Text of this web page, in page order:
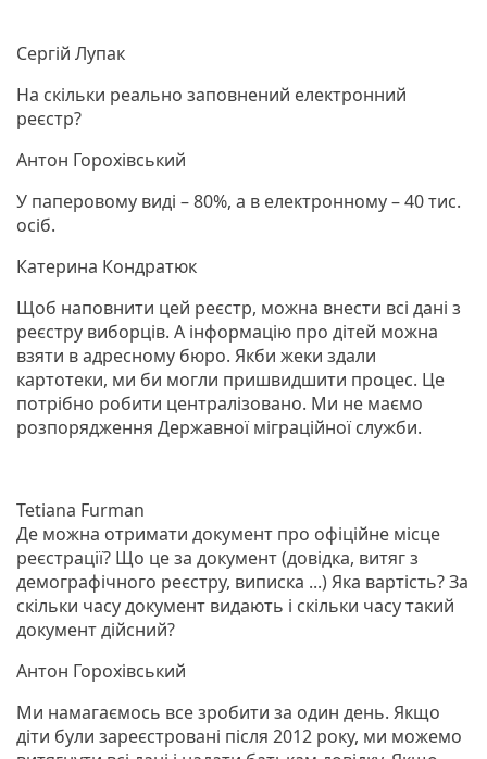
Сергій Лупак
На скільки реально заповнений електронний
реєстр?
Антон Горохівський
У паперовому виді – 80%, а в електронному – 40 тис.
осіб.
Катерина Кондратюк
Щоб наповнити цей реєстр, можна внести всі дані з
реєстру виборців. А інформацію про дітей можна
взяти в адресному бюро. Якби жеки здали
картотеки, ми би могли пришвидшити процес. Це
потрібно робити централізовано. Ми не маємо
розпорядження Державної міграційної служби.
Tetiana Furman
Де можна отримати документ про офіційне місце
реєстрації? Що це за документ (довідка, витяг з
демографічного реєстру, виписка ...) Яка вартість? За
скільки часу документ видають і скільки часу такий
документ дійсний?
Антон Горохівський
Ми намагаємось все зробити за один день. Якщо
діти були зареєстровані після 2012 року, ми можемо